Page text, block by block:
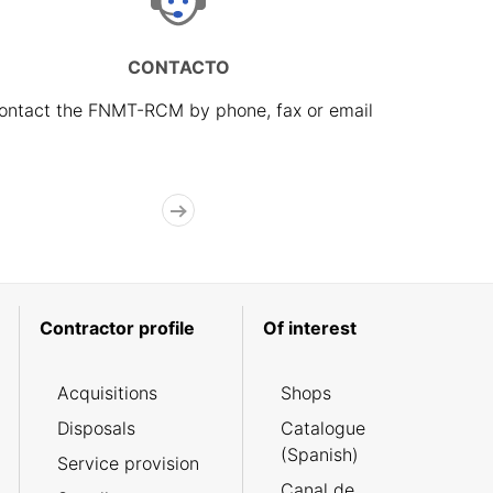
CONTACTO
the FNMT-RCM by phone, fax or email
Contractor profile
Acquisitions
Disposals
Service provision
Of interest
Shops
Catalogue
(Spanish)